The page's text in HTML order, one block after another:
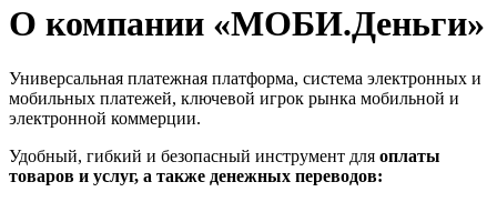
О компании «МОБИ.Деньги»
Универсальная платежная платформа, система электронных и
мобильных платежей, ключевой игрок рынка мобильной и
электронной коммерции.
Удобный, гибкий и безопасный инструмент для оплаты
товаров и услуг, а также денежных переводов: